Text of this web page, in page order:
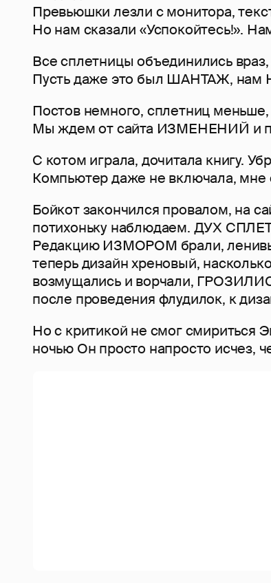
Превьюшки лезли с монитора,
Но нам сказали «Успокойтесь!».
Все сплетницы объединились
Пусть даже это был ШАНТАЖ, нам
Постов немного, сплетниц меньше,
Мы ждем от сайта ИЗМЕНЕНИЙ и
С котом играла, дочитала книгу.
Компьютер даже не включала, мне
Бойкот закончился провалом, на
потихоньку наблюдаем. ДУХ
Редакцию ИЗМОРОМ брали,
теперь дизайн хреновый,
возмущались и ворчали,
после проведения флудилок, к
Но с критикой не смог смириться
ночью Он просто напросто исчез,